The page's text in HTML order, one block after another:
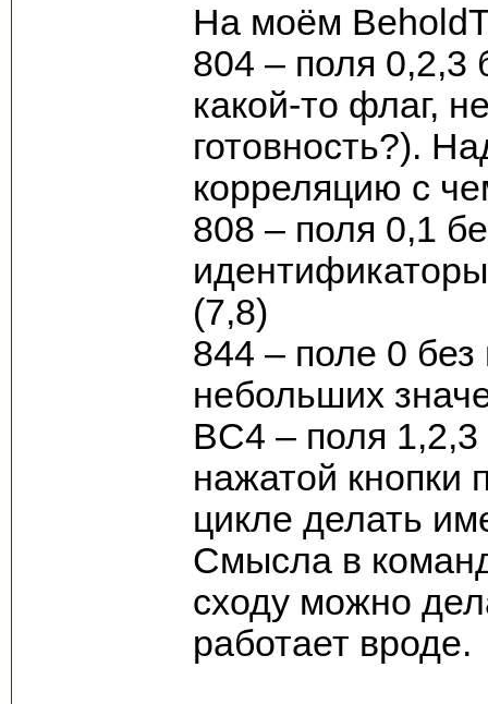
На моём
804 – поля 0,2,3
какой-то флаг,
готовность?).
корреляцию с
808 – поля 0,1
(7,8)
844 – поле 0
небольших
BC4 – поля
нажатой кнопки
цикле делать
Смысла в
сходу можно
работает вроде.